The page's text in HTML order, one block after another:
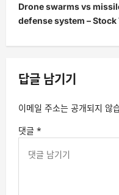
Drone swarms vs
defense system – Stock
답글 남기기
이메일 주소는 공개되지 않
댓글 *